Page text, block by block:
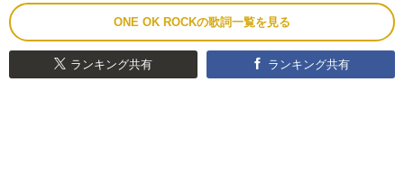
ONE OK ROCKの歌詞一覧を見る
ランキング共有 ランキング共有